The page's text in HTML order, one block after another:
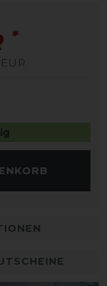
*